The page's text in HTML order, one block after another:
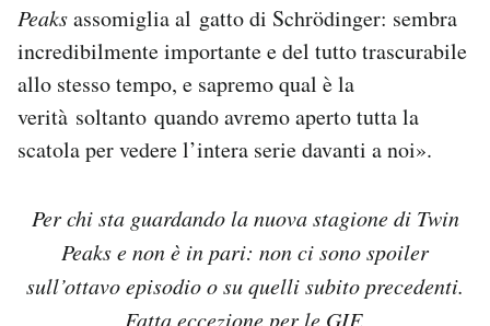
Peaksassomiglia al gatto di Schrödinger: sembra
incredibilmente importante e del tutto trascurabile
allo stesso tempo, e sapremo qual è la
verità soltanto quando avremo aperto tutta la
scatola per vedere l’intera serie davanti a noi».
Per chi sta guardando la nuova stagione di Twin
Peaks e non è in pari: non ci sono spoiler
sull’ottavo episodio o su quelli subito precedenti.
Fatta eccezione per le GIF.